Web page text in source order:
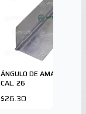
ÁNGULO DE AMARRE 10 ft
CAL. 26
$26.30